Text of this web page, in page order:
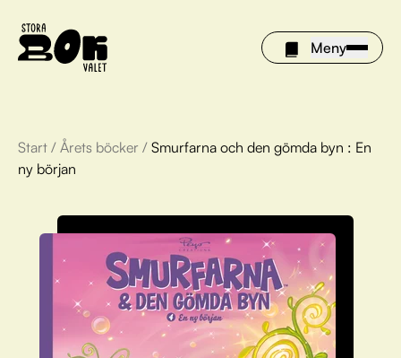
Meny
Årets böcker
Om Stora bokvalet
Olivia tipsar
Vinnare
Start / Årets böcker / Smurfarna och den gömda byn : En
ny början